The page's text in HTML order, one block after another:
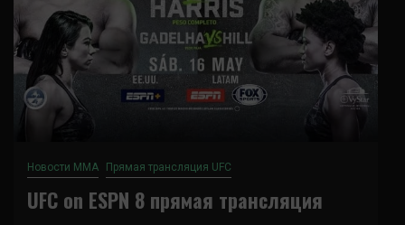
Новости ММА Прямая трансляция UFC
UFC on ESPN 8 прямая трансляция